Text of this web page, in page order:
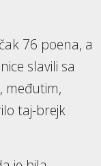
76 poena, a
slavili sa
međutim,
taj-brejk